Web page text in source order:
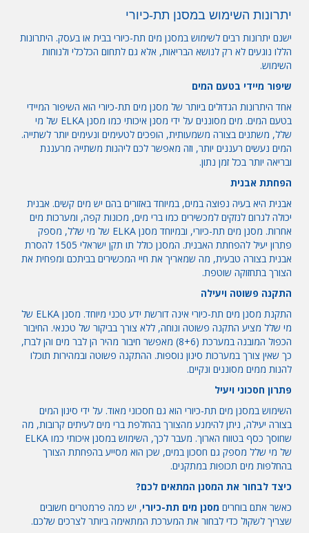
יתרונות השימוש במסנן תת-כיורי
ישנם יתרונות רבים לשימוש במסנן מים תת-כיורי בבית או בעסק. היתרונות
הללו נוגעים לא רק לנושא הבריאות, אלא גם לתחום הכלכלי ולנוחות
השימוש.
שיפור מיידי בטעם המים
אחד היתרונות הגדולים ביותר של מסנן מים תת-כיורי הוא השיפור המיידי
בטעם המים. מים מסוננים על ידי מסנן איכותי כמו מסנן ELKA
של מי
שלל, משתנים בצורה משמעותית, הופכים לטעימים ונעימים יותר לשתייה.
המים נעשים רעננים יותר, וזה מאפשר לכם ליהנות משתייה מרעננת
ובריאה יותר בכל זמן נתון.
הפחתת אבנית
אבנית היא בעיה נפוצה במים, במיוחד באזורים בהם יש מים קשים. אבנית
יכולה לגרום לנזקים למכשירים כמו ברי מים, מכונות קפה, ומערכות מים
אחרות. מסנן מים תת-כיורי, ובמיוחד מסנן ELKA
של מי שלל, מספק
פתרון יעיל להפחתת האבנית. המסנן כולל תו תקן ישראלי 1505 להסרת
אבנית בצורה טבעית, מה שמאריך את חיי המכשירים בביתכם ומפחית את
הצורך בתחזוקה שוטפת.
התקנה פשוטה ויעילה
התקנת מסנן מים תת-כיורי אינה דורשת ידע טכני מיוחד. מסנן ELKA של
מי שלל מציע התקנה פשוטה ונוחה, ללא צורך בביקור של טכנאי. החיבור
הכפול המובנה במערכת (8+6) מאפשר חיבור מהיר הן לבר מים והן לברז,
כך שאין צורך במערכות סינון נוספות. ההתקנה פשוטה ובמהירות תוכלו
להנות ממים מסוננים ונקיים.
פתרון חסכוני ויעיל
השימוש במסנן מים תת-כיורי הוא גם חסכוני מאוד. על ידי סינון המים
בצורה יעילה, ניתן להימנע מהצורך בהחלפת ברי מים לעיתים קרובות, מה
שחוסך כסף בטווח הארוך. מעבר לכך, השימוש במסנן איכותי כמו ELKA
של מי שלל מספק גם חסכון במים, שכן הוא מסייע בהפחתת הצורך
בהחלפות מים תכופות במתקנים.
כיצד לבחור את המסנן המתאים לכם?
כאשר אתם בוחרים מסנן מים תת-כיורי, יש כמה פרמטרים חשובים
שצריך לשקול כדי לבחור את המערכת המתאימה ביותר לצרכים שלכם.